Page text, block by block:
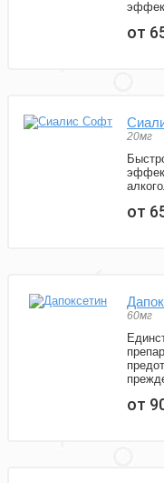
от
20мг
от
60мг
от